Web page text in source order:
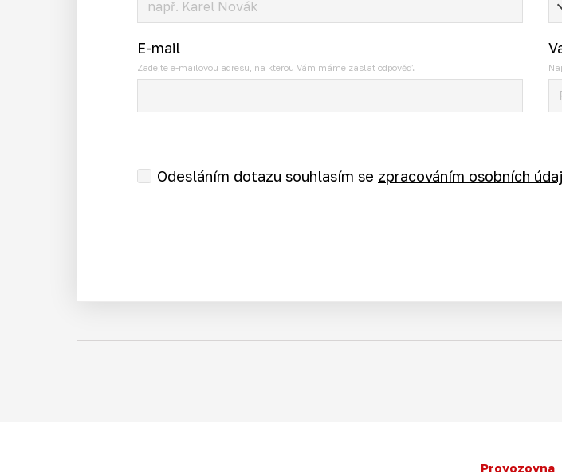
E-mail
Zadejte e-mailovou adresu, na kterou Vám máme zaslat odpověď.
Odesláním dotazu souhlasím se zpracováním osobních
Provozovna